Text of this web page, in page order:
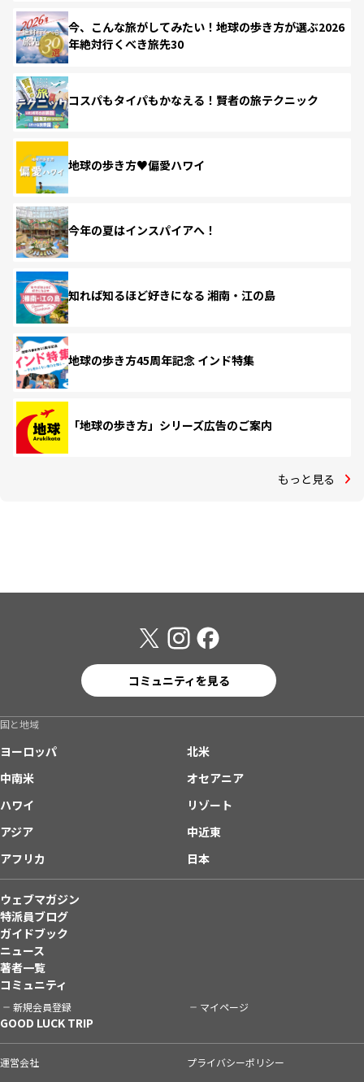
今、こんな旅がしてみたい！地球の歩き方が選ぶ2026
年絶対行くべき旅先30
コスパもタイパもかなえる！賢者の旅テクニック
地球の歩き方♥偏愛ハワイ
今年の夏はインスパイアへ！
知れば知るほど好きになる 湘南・江の島
地球の歩き方45周年記念 インド特集
「地球の歩き方」シリーズ広告のご案内
もっと見る
コミュニティを見る
国と地域
ヨーロッパ
北米
中南米
オセアニア
ハワイ
リゾート
アジア
中近東
アフリカ
日本
ウェブマガジン
特派員ブログ
ガイドブック
ニュース
著者一覧
コミュニティ
新規会員登録 マイページ
GOOD LUCK TRIP
運営会社
プライバシーポリシー